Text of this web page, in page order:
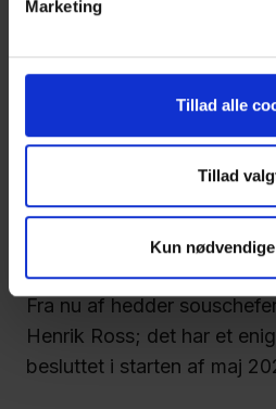
Marketing
Tillad alle
Tillad
Kun
Platangården har nu i over
Naturen". Nu har vi lavet
hjemmesiden, der fortæller
Henrik Ross er
fredag den 9. maj 2025
Fra nu af hedder
Henrik Ross; det har et
besluttet i starten af maj